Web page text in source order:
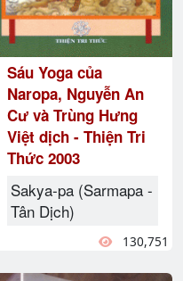
Sáu Yoga của
Naropa, Nguyễn An
Cư và Trùng Hưng
Việt dịch - Thiện Tri
Thức 2003
Sakya-pa (Sarmapa -
Tân Dịch)
130,751